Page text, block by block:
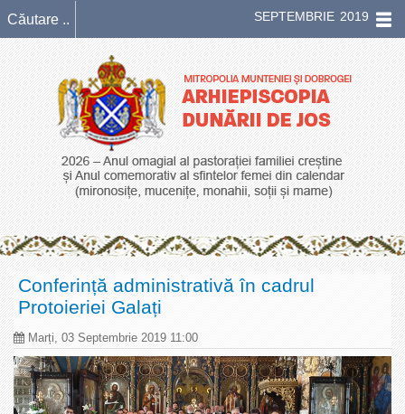
SEPTEMBRIE 2019
Conferință administrativă în cadrul
Protoieriei Galați
Marți, 03 Septembrie 2019 11:00